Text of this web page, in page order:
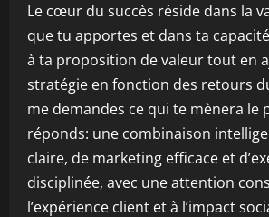
Le cœur du succès réside dans la
que tu apportes et dans ta
à ta proposition de valeur tout en
stratégie en fonction des retours
me demandes ce qui te mènera le
réponds: une combinaison
claire, de marketing efficace et
disciplinée, avec une attention
l’expérience client et à l’impact